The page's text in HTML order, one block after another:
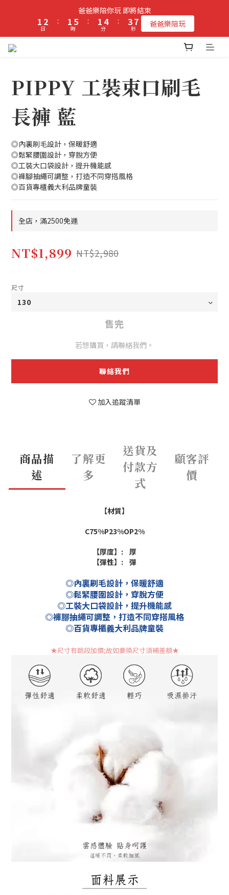
立即加入PIPPY會員即贈$100元購物金!
爸爸樂陪你玩 即將結束
1
0
2
1
日
:
1
0
5
4
0
時
:
2
1
0
5
4
3
分
:
4
3
2
7
6
5
1
0
秒 爸爸樂陪玩
PIPPY 工裝束口刷毛
長褲 藍
◎內裏刷毛設計，保暖舒適
◎鬆緊腰圍設計，穿脫方便
◎工裝大口袋設計，提升機能感
◎褲腳抽繩可調整，打造不同穿搭風格
◎百貨專櫃義大利品牌童裝
全店，滿2500免運
NT$1,899 NT$2,980
尺寸
售完
若想購買，請聯絡我們。
聯絡我們
加入追蹤清單
商品描
述
了解更
多
送貨及
付款方
式
顧客評
價
【材質】
C75%P23%OP2%
【厚度】: 厚
【彈性】: 彈
◎內裏刷毛設計，保暖舒適
◎鬆緊腰圍設計，穿脫方便
◎工裝大口袋設計，提升機能感
◎褲腳抽繩可調整，打造不同穿搭風格
◎百貨專櫃義大利品牌童裝
★尺寸有跳段加價;故如要換尺寸須補差額★